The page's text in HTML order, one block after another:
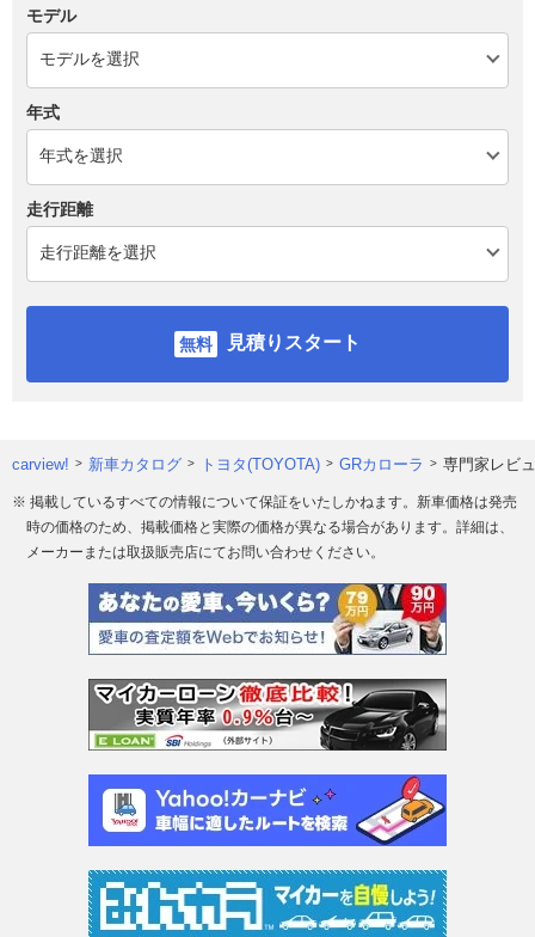
モデル
年式
走行距離
見積りスタート
carview! 新車カタログ トヨタ(TOYOTA) GRカローラ 専門家レビ
※ 掲載しているすべての情報について保証をいたしかねます。新車価格は発売
時の価格のため、掲載価格と実際の価格が異なる場合があります。詳細は、
メーカーまたは取扱販売店にてお問い合わせください。